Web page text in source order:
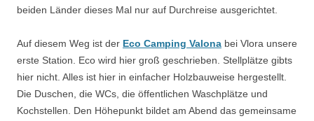
beiden Länder dieses Mal nur auf Durchreise ausgerichtet.
Auf diesem Weg ist der Eco Camping Valona bei Vlora unsere
erste Station. Eco wird hier groß geschrieben. Stellplätze gibts
hier nicht. Alles ist hier in einfacher Holzbauweise hergestellt.
Die Duschen, die WCs, die öffentlichen Waschplätze und
Kochstellen. Den Höhepunkt bildet am Abend das gemeinsame